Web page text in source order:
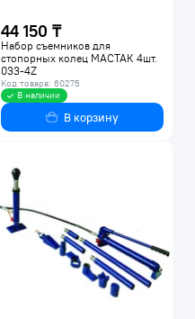
44 150 ₸
Набор съемников для
стопорных колец МАСТАК 4шт.
033-4Z
Код товара: 60275
В наличии
В корзину